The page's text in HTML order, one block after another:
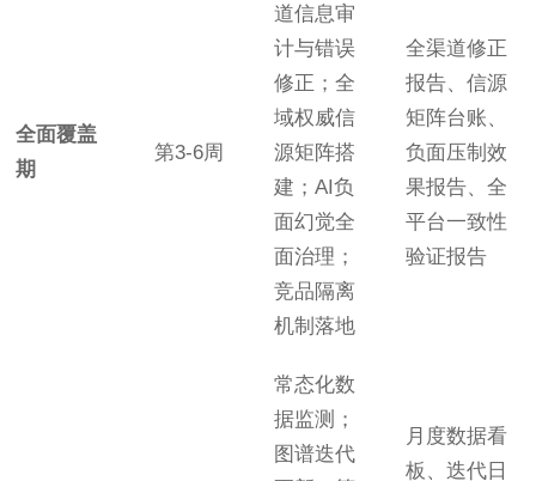
全面覆盖
期
第3-6周
道信息审
计与错误
修正；全
域权威信
源矩阵搭
建；AI负
面幻觉全
面治理；
竞品隔离
机制落地
全渠道修正
报告、信源
矩阵台账、
负面压制效
果报告、全
平台一致性
验证报告
常态化数
据监测；
图谱迭代
月度数据看
板、迭代日